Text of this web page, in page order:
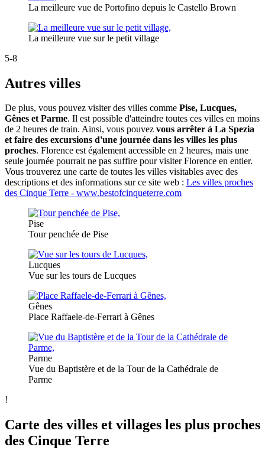
La meilleure vue de Portofino depuis le Castello Brown
La meilleure vue sur le petit village
5-8
Autres villes
De plus, vous pouvez visiter des villes comme Pise, Lucques,
Gênes et Parme. Il est possible d'atteindre toutes ces villes en moins
de 2 heures de train. Ainsi, vous pouvez vous arrêter à La Spezia
et faire des excursions d'une journée dans les villes les plus
proches. Florence est également accessible en 2 heures, mais une
seule journée pourrait ne pas suffire pour visiter Florence en entier.
Vous trouverez une carte de toutes les villes visitables avec des
descriptions et des informations sur ce site web : Les villes proches
des Cinque Terre - www.bestofcinqueterre.com
Pise
Tour penchée de Pise
Lucques
Vue sur les tours de Lucques
Gênes
Place Raffaele-de-Ferrari à Gênes
Parme
Vue du Baptistère et de la Tour de la Cathédrale de
Parme
!
Carte des villes et villages les plus proches
des Cinque Terre